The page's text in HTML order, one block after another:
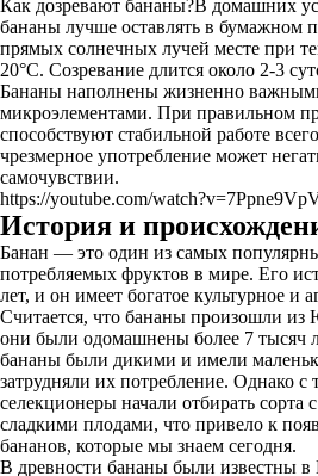
Как дозревают бананы?В домашних
бананы лучше оставлять в бумажном
прямых солнечных лучей месте при
20°С. Созревание длится около 2-3
Бананы наполнены жизненно
микроэлементами. При правильном
способствуют стабильной работе
чрезмерное употребление может
самочувствии.
https://youtube.com/
История и
Банан — это один из самых
потребляемых фруктов в мире. Его
лет, и он имеет богатое культурное и
Считается, что бананы произошли
они были одомашнены более 7 тысяч
бананы были дикими и имели
затрудняли их потребление. Однако с
селекционеры начали отбирать сорта
сладкими плодами, что привело к
бананов, которые мы знаем сегодня.
В древности бананы были известны